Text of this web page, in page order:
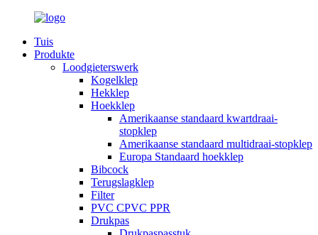
Tuis
Produkte
Loodgieterswerk
Kogelklep
Hekklep
Hoekklep
Amerikaanse standaard kwartdraai-
stopklep
Amerikaanse standaard multidraai-stopklep
Europa Standaard hoekklep
Bibcock
Terugslagklep
Filter
PVC CPVC PPR
Drukpas